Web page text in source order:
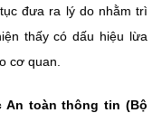
đưa ra lý do nhằm trì
thấy có dấu hiệu lừa
cơ quan.
An toàn thông tin (Bộ